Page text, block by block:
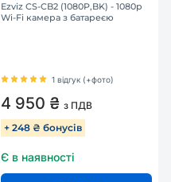
Ezviz CS-CB2 (1080P,BK) - 1080p
Wi-Fi камера з батареєю
1 відгук (+фото)
4 950 ₴ з ПДВ
+ 248 ₴ бонусів
Є в наявності